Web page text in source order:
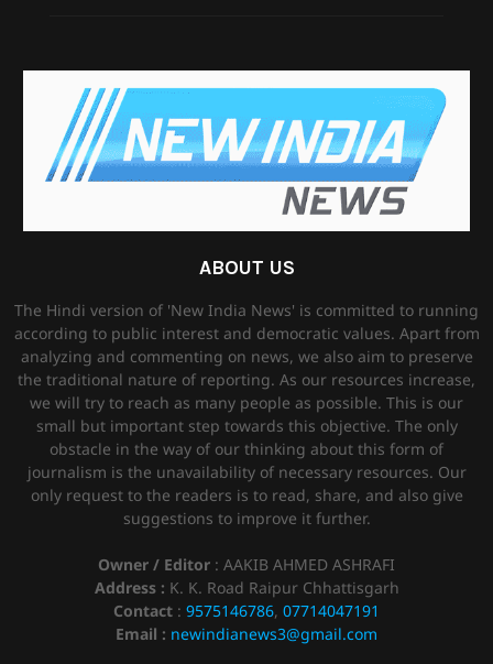
ABOUT US
The Hindi version of 'New India News' is committed to running
according to public interest and democratic values. Apart from
analyzing and commenting on news, we also aim to preserve
the traditional nature of reporting. As our resources increase,
we will try to reach as many people as possible. This is our
small but important step towards this objective. The only
obstacle in the way of our thinking about this form of
journalism is the unavailability of necessary resources. Our
only request to the readers is to read, share, and also give
suggestions to improve it further.
Owner / Editor : AAKIB AHMED ASHRAFI
Address : K. K. Road Raipur Chhattisgarh
Contact : 9575146786, 07714047191
Email : newindianews3@gmail.com